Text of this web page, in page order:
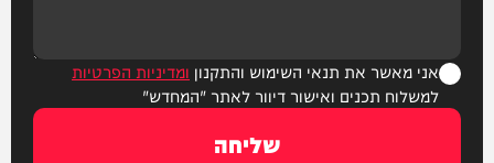
אני מאשר את תנאי השימוש והתקנון ומדיניות הפרטיות
למשלוח תכנים ואישור דיוור לאתר "המחדש"
שליחה